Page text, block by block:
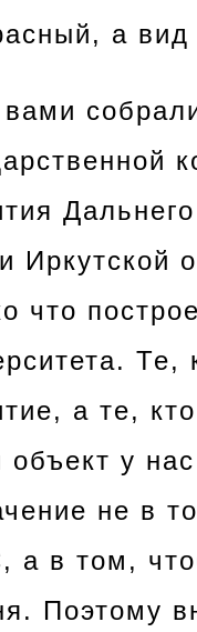
а
Иркутской
что
а те,
объект у
не в
а в том,
Поэтому